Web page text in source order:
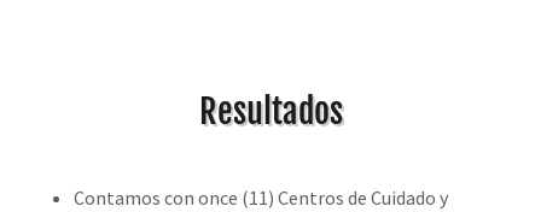
Resultados
Contamos con once (11) Centros de Cuidado y